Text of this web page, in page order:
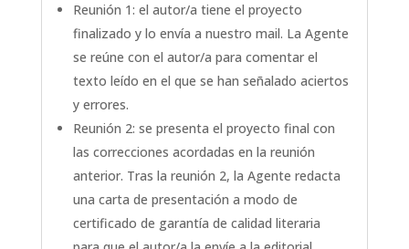
Reunión 1: el autor/a tiene el proyecto
finalizado y lo envía a nuestro mail. La Agente
se reúne con el autor/a para comentar el
texto leído en el que se han señalado aciertos
y errores.
Reunión 2: se presenta el proyecto final con
las correcciones acordadas en la reunión
anterior. Tras la reunión 2, la Agente redacta
una carta de presentación a modo de
certificado de garantía de calidad literaria